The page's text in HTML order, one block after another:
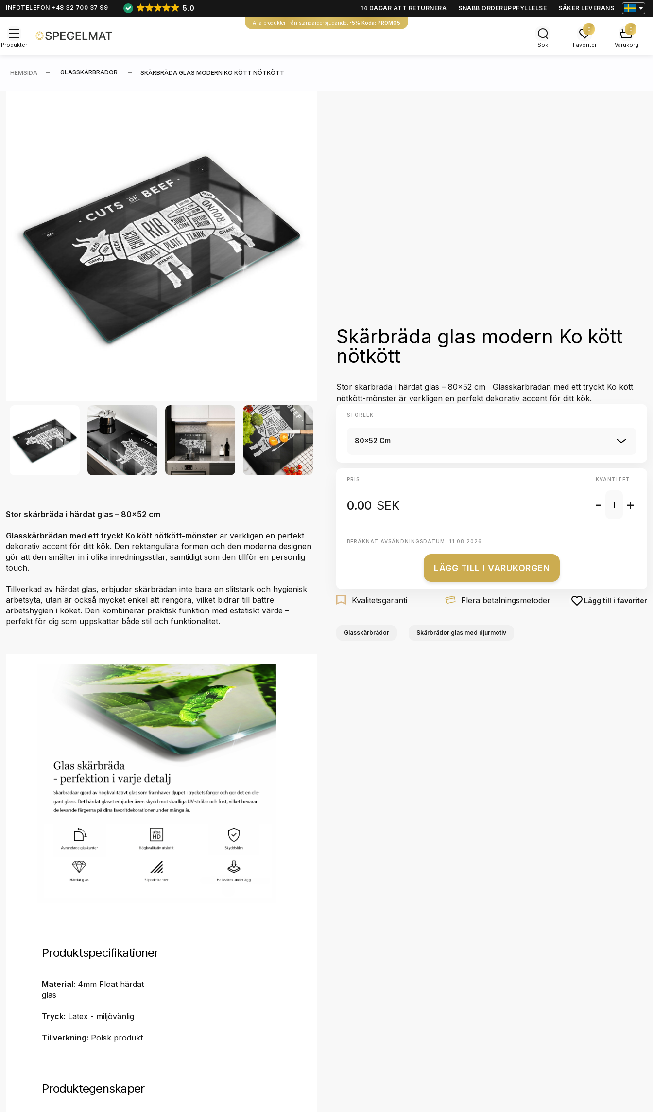
INFOTELEFON +48 32 700 37 99 5.0 14 DAGAR ATT RETURNERA SNABB ORDERUPPFYLLELSE SÄKER LEVERANS
Alla produkter från standarderbjudandet -5% Koda: PROMO5
Produkter Sök
0
Favoriter
0
Varukorg
HEMSIDA GLASSKÄRBRÄDOR SKÄRBRÄDA GLAS MODERN KO KÖTT NÖTKÖTT
Stor skärbräda i härdat glas – 80x52 cm
Glasskärbrädan med ett tryckt Ko kött nötkött-mönster är verkligen en perfekt
dekorativ accent för ditt kök. Den rektangulära formen och den moderna designen
gör att den smälter in i olika inredningsstilar, samtidigt som den tillför en personlig
touch.
Tillverkad av härdat glas, erbjuder skärbrädan inte bara en slitstark och hygienisk
arbetsyta, utan är också mycket enkel att rengöra, vilket bidrar till bättre
arbetshygien i köket. Den kombinerar praktisk funktion med estetiskt värde –
perfekt för dig som uppskattar både stil och funktionalitet.
Produktspecifikationer
Material: 4mm Float härdat
glas
Tryck: Latex - miljövänlig
Tillverkning: Polsk produkt
Produktegenskaper
Skärbräda glas modern Ko kött
nötkött
Stor skärbräda i härdat glas – 80x52 cm Glasskärbrädan med ett tryckt Ko kött
nötkött-mönster är verkligen en perfekt dekorativ accent för ditt kök.
STORLEK
80x52 Cm
PRIS
0.00 SEK
KVANTITET:
- +
BERÄKNAT AVSÄNDNINGSDATUM: 11.08.2026
LÄGG TILL I VARUKORGEN
Kvalitetsgaranti Flera betalningsmetoder Lägg till i favoriter
Glasskärbrädor Skärbrädor glas med djurmotiv